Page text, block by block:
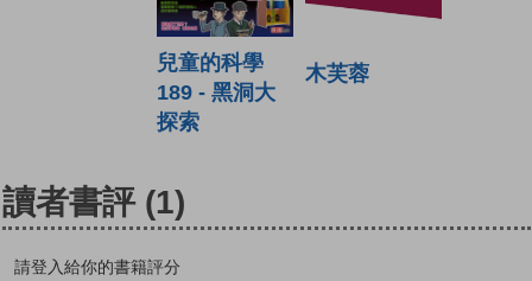
兒童的科學
189 - 黑洞大
探索
木芙蓉
讀者書評 (1)
請登入給你的書籍評分